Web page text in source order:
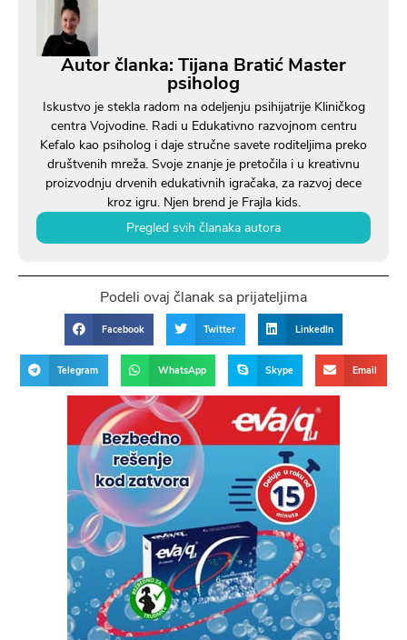
Autor članka: Tijana Bratić Master
psiholog
Iskustvo je stekla radom na odeljenju psihijatrije Kliničkog
centra Vojvodine. Radi u Edukativno razvojnom centru
Kefalo kao psiholog i daje stručne savete roditeljima preko
društvenih mreža. Svoje znanje je pretočila i u kreativnu
proizvodnju drvenih edukativnih igračaka, za razvoj dece
kroz igru. Njen brend je Frajla kids.
Pregled svih članaka autora
Podeli ovaj članak sa prijateljima
Facebook Twitter LinkedIn
Telegram WhatsApp Skype Email